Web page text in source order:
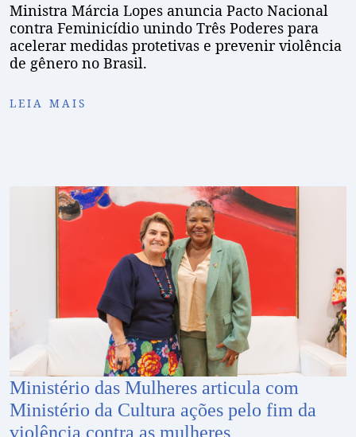
Ministra Márcia Lopes anuncia Pacto Nacional
contra Feminicídio unindo Três Poderes para
acelerar medidas protetivas e prevenir violência
de gênero no Brasil.
LEIA MAIS
Ministério das Mulheres articula com
Ministério da Cultura ações pelo fim da
violência contra as mulheres